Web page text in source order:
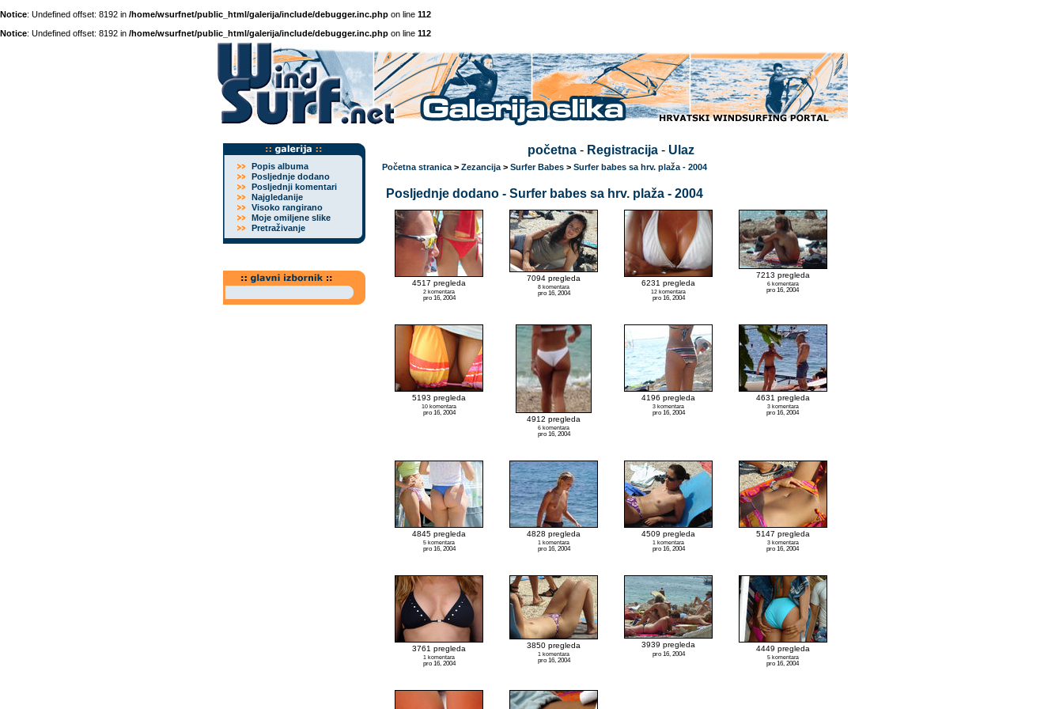
Notice: Undefined offset: 8192 in /home/wsurfnet/public_html/galerija/include/debugger.inc.php on line 112
Notice: Undefined offset: 8192 in /home/wsurfnet/public_html/galerija/include/debugger.inc.php on line 112
Popis albuma
Posljednje dodano
Posljednji komentari
Najgledanije
Visoko rangirano
Moje omiljene slike
Pretraživanje
početna- Registracija- Ulaz
Početna stranica > Zezancija > Surfer Babes > Surfer babes sa hrv. plaža - 2004
Posljednje dodano - Surfer babes sa hrv. plaža - 2004
4517 pregleda
2 komentara
pro 16, 2004
7094 pregleda
8 komentara
pro 16, 2004
6231 pregleda
12 komentara
pro 16, 2004
7213 pregleda
6 komentara
pro 16, 2004
5193 pregleda
10 komentara
pro 16, 2004
4912 pregleda
6 komentara
pro 16, 2004
4196 pregleda
3 komentara
pro 16, 2004
4631 pregleda
3 komentara
pro 16, 2004
4845 pregleda
5 komentara
pro 16, 2004
4828 pregleda
1 komentara
pro 16, 2004
4509 pregleda
1 komentara
pro 16, 2004
5147 pregleda
3 komentara
pro 16, 2004
3761 pregleda
1 komentara
pro 16, 2004
3850 pregleda
1 komentara
pro 16, 2004
3939 pregleda
pro 16, 2004
4449 pregleda
5 komentara
pro 16, 2004